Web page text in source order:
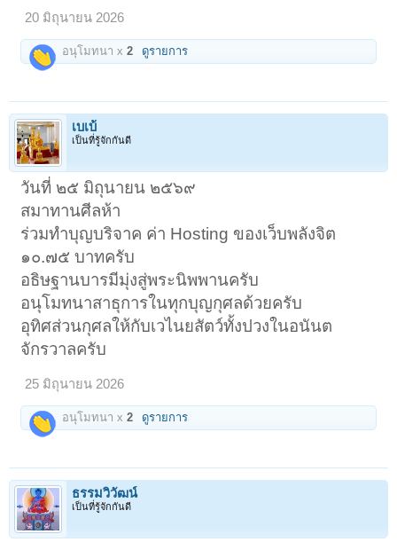
20 มิถุนายน 2026
อนุโมทนา x2 ดูรายการ
เบเบ้
เป็นที่รู้จักกันดี
วันที่ ๒๕ มิถุนายน ๒๕๖๙
สมาทานศีลห้า
ร่วมทำบุญบริจาค ค่า Hosting ของเว็บพลังจิต
๑๐.๗๕ บาทครับ
อธิษฐานบารมีมุ่งสู่พระนิพพานครับ
อนุโมทนาสาธุการในทุกบุญกุศลด้วยครับ
อุทิศส่วนกุศลให้กับเวไนยสัตว์ทั้งปวงในอนันต
จักรวาลครับ
25 มิถุนายน 2026
อนุโมทนา x2 ดูรายการ
ธรรมวิวัฒน์
เป็นที่รู้จักกันดี